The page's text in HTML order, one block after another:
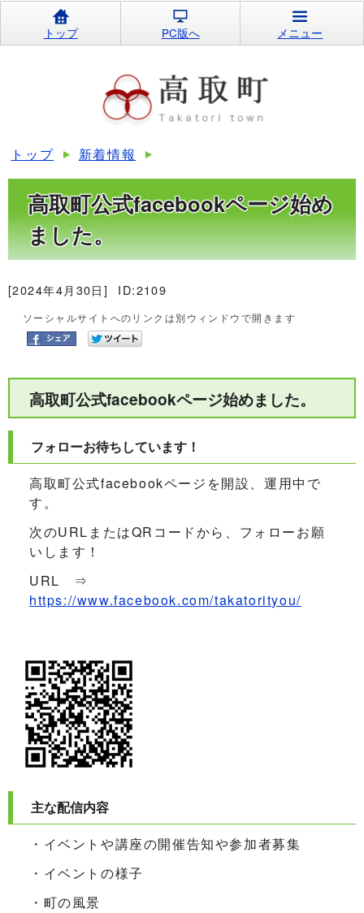
トップ PC版へ メニュー
トップ 新着情報
高取町公式facebookページ始め
ました。
[2024年4月30日] ID:2109
ソーシャルサイトへのリンクは別ウィンドウで開きます
高取町公式facebookページ始めました。
フォローお待ちしています！
高取町公式facebookページを開設、運用中で
す。
次のURLまたはQRコードから、フォローお願
いします！
URL ⇒
https://www.facebook.com/takatorityou/
主な配信内容
・イベントや講座の開催告知や参加者募集
・イベントの様子
・町の風景